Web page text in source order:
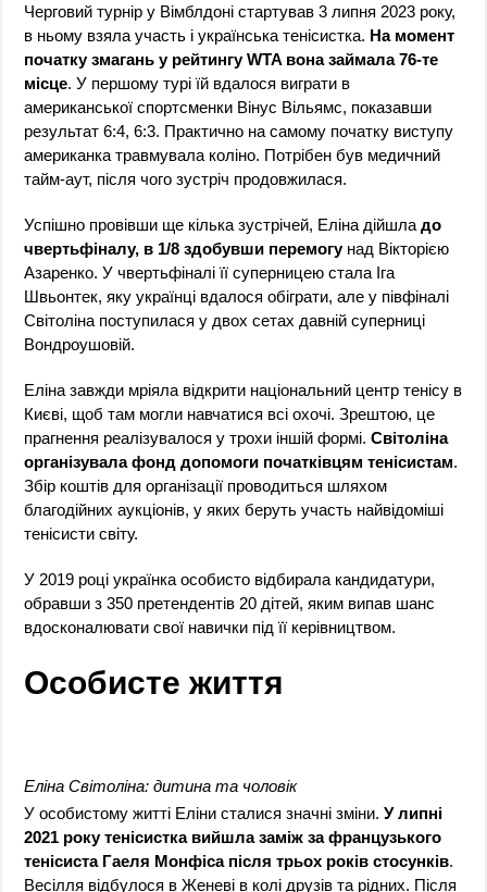
Черговий турнір у Вімблдоні стартував 3 липня 2023 року,
в ньому взяла участь і українська тенісистка. На момент
початку змагань у рейтингу WTA вона займала 76-те
місце. У першому турі їй вдалося виграти в
американської спортсменки Вінус Вільямс, показавши
результат 6:4, 6:3. Практично на самому початку виступу
американка травмувала коліно. Потрібен був медичний
тайм-аут, після чого зустріч продовжилася.
Успішно провівши ще кілька зустрічей, Еліна дійшладо
чвертьфіналу, в 1/8 здобувши перемогунад Вікторією
Азаренко. У чвертьфіналі її суперницею стала Іга
Швьонтек, яку українці вдалося обіграти, але у півфіналі
Світоліна поступилася у двох сетах давній суперниці
Вондроушовій.
Еліна завжди мріяла відкрити національний центр тенісу в
Києві, щоб там могли навчатися всі охочі. Зрештою, це
прагнення реалізувалося у трохи іншій формі.Світоліна
організувала фонд допомоги початківцям тенісистам.
Збір коштів для організації проводиться шляхом
благодійних аукціонів, у яких беруть участь найвідоміші
тенісисти світу.
У 2019 році українка особисто відбирала кандидатури,
обравши з 350 претендентів 20 дітей, яким випав шанс
вдосконалювати свої навички під її керівництвом.
Особисте життя
Еліна Світоліна: дитина та чоловік
У особистому житті Еліни сталися значні зміни.У липні
2021 року тенісистка вийшла заміж за французького
тенісиста Гаеля Монфіса після трьох років стосунків.
Весілля відбулося в Женеві в колі друзів та рідних. Після